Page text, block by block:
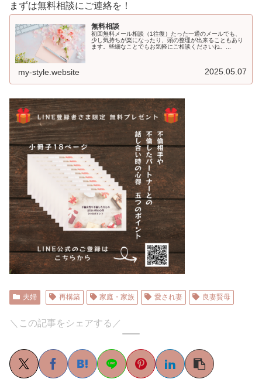
まずは無料相談にご連絡を！
無料相談
初回無料メール相談（1往復）たった一通のメールでも、
少し気持ちが楽になったり、頭の整理が出来ることもあり
ます。些細なことでもお気軽にご相談くださいね。...
my-style.website 2025.05.07
夫婦 再構築 家庭・家族 愛され妻 良妻賢母
＼この記事をシェアする／